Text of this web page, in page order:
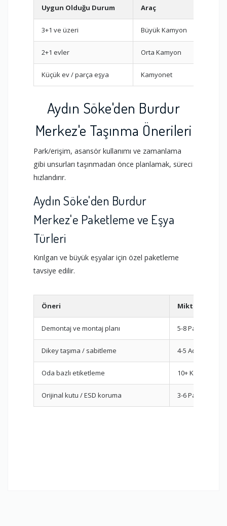
Uygun Olduğu Durum Araç
3+1 ve üzeri Büyük Kamyon
2+1 evler Orta Kamyon
Küçük ev / parça eşya Kamyonet
Aydın Söke'den Burdur
Merkez'e Taşınma Önerileri
Park/erişim, asansör kullanımı ve zamanlama
gibi unsurları taşınmadan önce planlamak, süreci
hızlandırır.
Aydın Söke'den Burdur
Merkez'e Paketleme ve Eşya
Türleri
Kırılgan ve büyük eşyalar için özel paketleme
tavsiye edilir.
Öneri Miktar/
Demontaj ve montaj planı 5-8 Parça
Dikey taşıma / sabitleme 4-5 Adet
Oda bazlı etiketleme 10+ Koli
Orijinal kutu / ESD koruma 3-6 Parça